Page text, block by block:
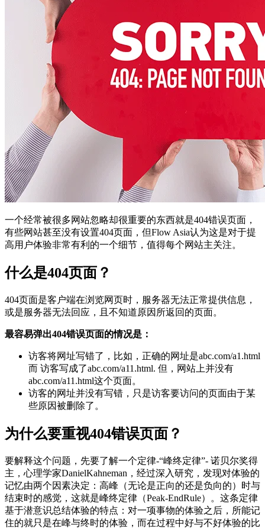
一个经常被很多网站忽略却很重要的东西就是404错误页面，
有些网站甚至没有设置404页面，但Flow Asia认为这是对于提
高用户体验非常有利的一个细节，值得每个网站主关注。
什么是404页面？
404页面是客户端在浏览网页时，服务器无法正常提供信息，
或是服务器无法回应，且不知道原因所返回的页面。
最容易弹出404错误页面的情况是：
访客将网址写错了，比如，正确的网址是abc.com/a1.html
而 访客写成了abc.com/a11.html. 但，网站上并没有
abc.com/a11.html这个页面。
访客的网址并没有写错，只是访客要访问的页面由于某
些原因被删除了。
为什么要重视404错误页面？
要解释这个问题，先要了解一个定律-“峰终定律”- 诺贝尔奖得
主，心理学家DanielKahneman，经过深入研究，发现对体验的
记忆由两个因素决定：高峰（无论是正向的还是负向的）时与
结束时的感觉，这就是峰终定律（Peak-EndRule）。这条定律
基于潜意识总结体验的特点：对一项事物的体验之后，所能记
住的就只是在峰与终时的体验，而在过程中好与不好体验的比